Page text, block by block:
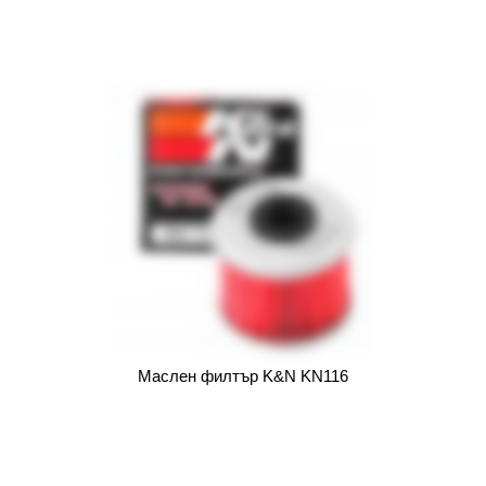
Маслен филтър K&N KN116